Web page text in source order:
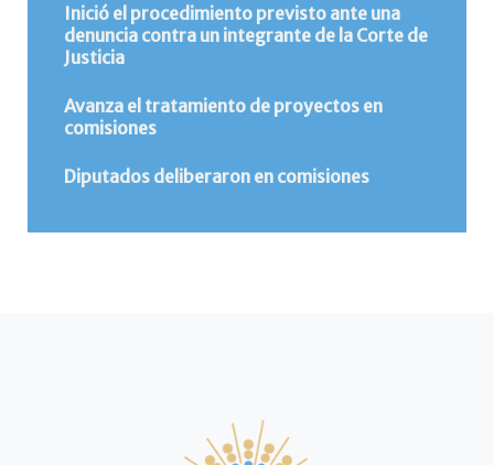
Inició el procedimiento previsto ante una
denuncia contra un integrante de la Corte de
Justicia
Avanza el tratamiento de proyectos en
comisiones
Diputados deliberaron en comisiones